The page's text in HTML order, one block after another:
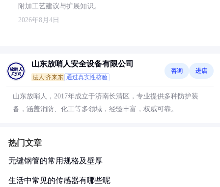
附加工艺建议与扩展知识。
2026年8月4日
山东放哨人安全设备有限公司
法人:齐来东 通过真实性核验
咨询 进店
山东放哨人，2017年成立于济南长清区，专业提供多种防护装
备，涵盖消防、化工等多领域，经验丰富，权威可靠。
热门文章
无缝钢管的常用规格及壁厚
生活中常见的传感器有哪些呢